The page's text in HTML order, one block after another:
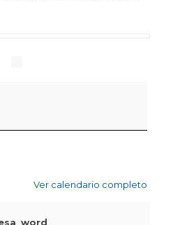
Ver calendario completo